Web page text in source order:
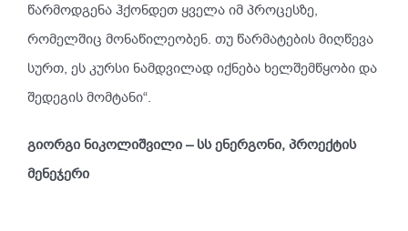
წარმოდგენა ჰქონდეთ ყველა იმ პროცესზე,
რომელშიც მონაწილეობენ. თუ წარმატების მიღწევა
სურთ, ეს კურსი ნამდვილად იქნება ხელშემწყობი და
შედეგის მომტანი“.
გიორგი ნიკოლიშვილი – სს ენერგონი, პროექტის
მენეჯერი